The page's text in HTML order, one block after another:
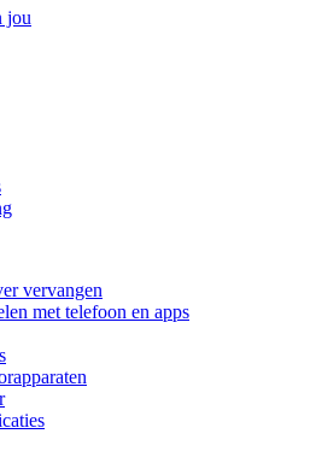
jou
vervangen
met telefoon en apps